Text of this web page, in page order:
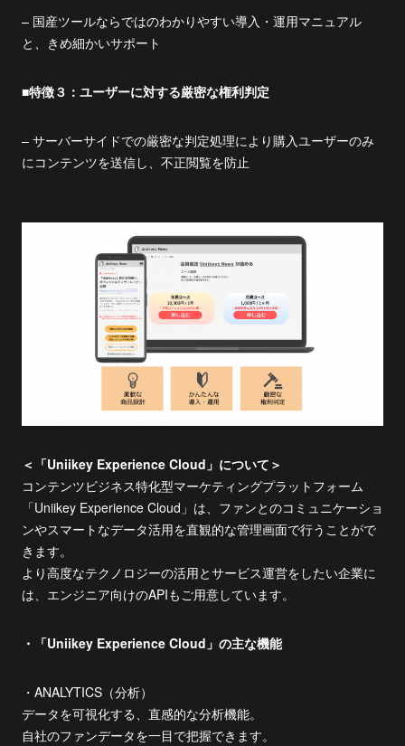
– 国産ツールならではのわかりやすい導入・運用マニュアル
と、きめ細かいサポート
■特徴３：ユーザーに対する厳密な権利判定
– サーバーサイドでの厳密な判定処理により購入ユーザーのみ
にコンテンツを送信し、不正閲覧を防止
＜「Uniikey Experience Cloud」について＞
コンテンツビジネス特化型マーケティングプラットフォーム
「Uniikey Experience Cloud」は、ファンとのコミュニケーショ
ンやスマートなデータ活用を直観的な管理画面で行うことがで
きます。
より高度なテクノロジーの活用とサービス運営をしたい企業に
は、エンジニア向けのAPIもご用意しています。
・「Uniikey Experience Cloud」の主な機能
・ANALYTICS（分析）
データを可視化する、直感的な分析機能。
自社のファンデータを一目で把握できます。